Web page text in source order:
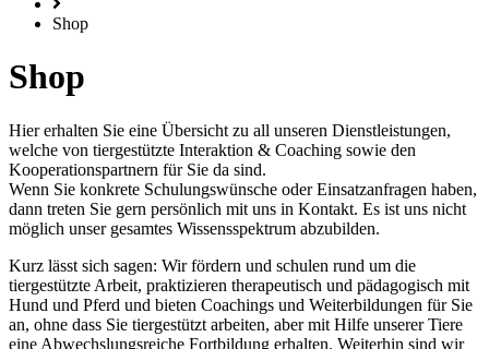
Shop
Shop
Hier erhalten Sie eine Übersicht zu all unseren Dienstleistungen,
welche von tiergestützte Interaktion & Coaching sowie den
Kooperationspartnern für Sie da sind.
Wenn Sie konkrete Schulungswünsche oder Einsatzanfragen haben,
dann treten Sie gern persönlich mit uns in Kontakt. Es ist uns nicht
möglich unser gesamtes Wissensspektrum abzubilden.
Kurz lässt sich sagen: Wir fördern und schulen rund um die
tiergestützte Arbeit, praktizieren therapeutisch und pädagogisch mit
Hund und Pferd und bieten Coachings und Weiterbildungen für Sie
an, ohne dass Sie tiergestützt arbeiten, aber mit Hilfe unserer Tiere
eine Abwechslungsreiche Fortbildung erhalten. Weiterhin sind wir